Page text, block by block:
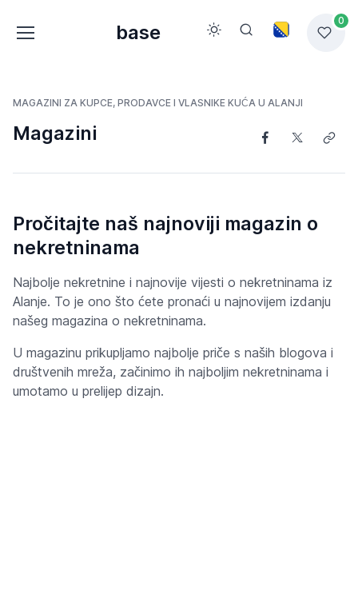
base
0
MAGAZINI ZA KUPCE, PRODAVCE I VLASNIKE KUĆA U ALANJI
Magazini
Pročitajte naš najnoviji magazin o
nekretninama
Najbolje nekretnine i najnovije vijesti o nekretninama iz
Alanje. To je ono što ćete pronaći u najnovijem izdanju
našeg magazina o nekretninama.
U magazinu prikupljamo najbolje priče s naših blogova i
društvenih mreža, začinimo ih najboljim nekretninama i
umotamo u prelijep dizajn.